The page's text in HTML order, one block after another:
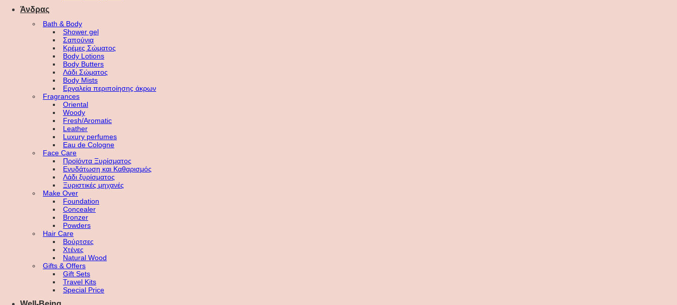
Άνδρας
Bath & Body
Shower gel
Σαπούνια
Κρέμες Σώματος
Body Lotions
Body Butters
Λάδι Σώματος
Body Mists
Εργαλεία περιποίησης άκρων
Fragrances
Oriental
Woody
Fresh/Aromatic
Leather
Luxury perfumes
Eau de Cologne
Face Care
Προϊόντα Ξυρίσματος
Ενυδάτωση και Καθαρισμός
Λάδι ξυρίσματος
Ξυριστικές μηχανές
Make Over
Foundation
Concealer
Bronzer
Powders
Hair Care
Βούρτσες
Χτένες
Natural Wood
Gifts & Offers
Gift Sets
Travel Kits
Special Price